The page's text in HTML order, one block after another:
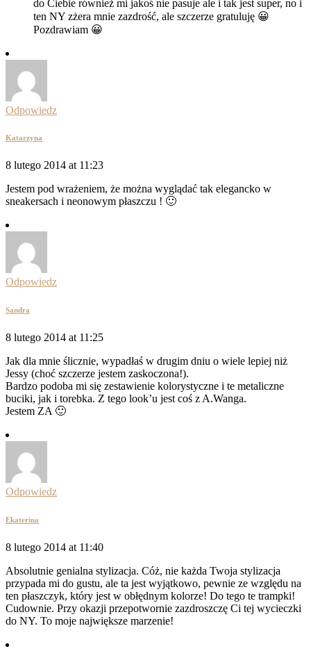
do Ciebie również mi jakoś nie pasuje ale i tak jest super, no i
ten NY zżera mnie zazdrość, ale szczerze gratuluję 😀
Pozdrawiam 😀
Odpowiedz
Katarzyna
8 lutego 2014 at 11:23
Jestem pod wrażeniem, że można wyglądać tak elegancko w
sneakersach i neonowym płaszczu ! 🙂
Odpowiedz
Sandra
8 lutego 2014 at 11:25
Jak dla mnie ślicznie, wypadłaś w drugim dniu o wiele lepiej niż
Jessy (choć szczerze jestem zaskoczona!).
Bardzo podoba mi się zestawienie kolorystyczne i te metaliczne
buciki, jak i torebka. Z tego look’u jest coś z A.Wanga.
Jestem ZA 🙂
Odpowiedz
Ekaterina
8 lutego 2014 at 11:40
Absolutnie genialna stylizacja. Cóż, nie każda Twoja stylizacja
przypada mi do gustu, ale ta jest wyjątkowo, pewnie ze względu na
ten płaszczyk, który jest w obłędnym kolorze! Do tego te trampki!
Cudownie. Przy okazji przepotwornie zazdroszczę Ci tej wycieczki
do NY. To moje największe marzenie!